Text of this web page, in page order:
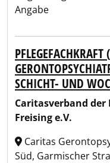
Angabe
SCHICHT- UND
Caritasverband der
Freising e.V.
Caritas
Süd, Garmischer